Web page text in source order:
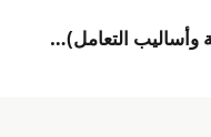
وأساليب التعامل)…